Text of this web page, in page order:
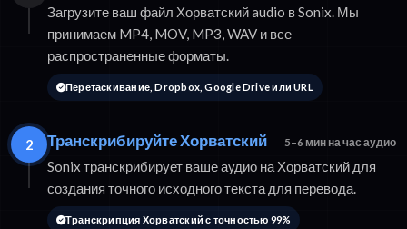
Загрузите ваш файл Хорватский audio в Sonix. Мы
принимаем MP4, MOV, MP3, WAV и все
распространенные форматы.
Перетаскивание, Dropbox, Google Drive или URL
2 Транскрибируйте Хорватский 5–6 мин на час аудио
Sonix транскрибирует ваше аудио на Хорватский для
создания точного исходного текста для перевода.
Транскрипция Хорватский с точностью 99%